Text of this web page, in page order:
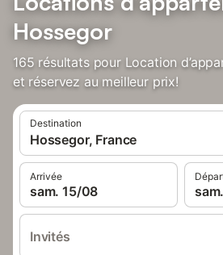
Hossegor
165 résultats pour Location
et réservez au meilleur prix!
Destination
Hossegor, France
Arrivée
sam. 15/08
Invités